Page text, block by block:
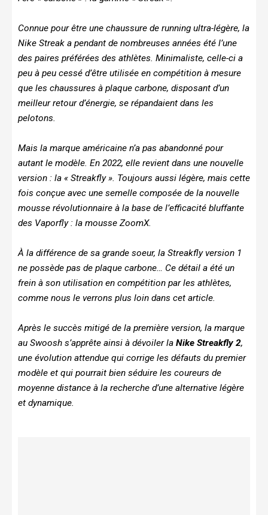
Connue pour être une chaussure de running ultra-légère, la
Nike Streak a pendant de nombreuses années été l’une
des paires préférées des athlètes. Minimaliste, celle-ci a
peu à peu cessé d’être utilisée en compétition à mesure
que les chaussures à plaque carbone, disposant d’un
meilleur retour d’énergie, se répandaient dans les
pelotons.
Mais la marque américaine n’a pas abandonné pour
autant le modèle. En 2022, elle revient dans une nouvelle
version : la « Streakfly ». Toujours aussi légère, mais cette
fois conçue avec une semelle composée de la nouvelle
mousse révolutionnaire à la base de l’efficacité bluffante
des Vaporfly : la mousse ZoomX.
À la différence de sa grande soeur, la Streakfly version 1
ne possède pas de plaque carbone… Ce détail a été un
frein à son utilisation en compétition par les athlètes,
comme nous le verrons plus loin dans cet article.
Après le succès mitigé de la première version, la marque
au Swoosh s’apprête ainsi à dévoiler la Nike Streakfly 2,
une évolution attendue qui corrige les défauts du premier
modèle et qui pourrait bien séduire les coureurs de
moyenne distance à la recherche d’une alternative légère
et dynamique.